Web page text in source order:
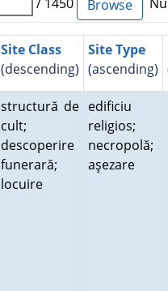
Site Class
(descending)
Site Type
(ascending)
structură de
cult;
descoperire
funerară;
locuire
edificiu
religios;
necropolă;
aşezare